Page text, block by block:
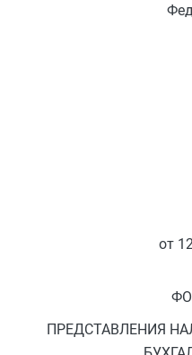
от
ПРЕДСТАВЛЕНИЯ